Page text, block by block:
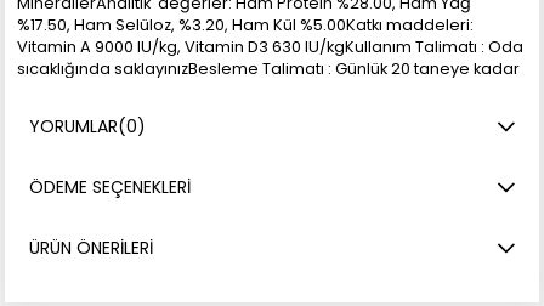
%17.50, Ham Selüloz, %3.20, Ham Kül %5.00Katkı maddeleri:
Vitamin A 9000 IU/kg, Vitamin D3 630 IU/kgKullanım Talimatı : Oda
sıcaklığında saklayınızBesleme Talimatı : Günlük 20 taneye kadar
YORUMLAR(0)
ÖDEME SEÇENEKLERI
ÜRÜN ÖNERILERI